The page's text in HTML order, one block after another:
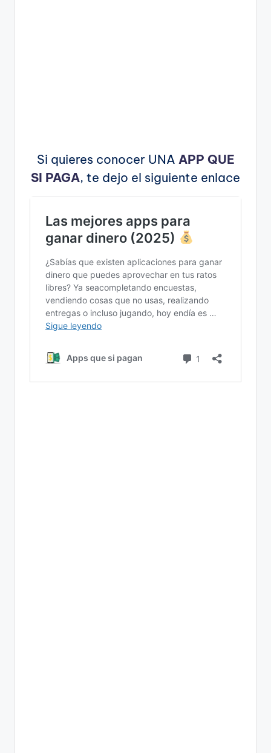
Si quieres conocer UNA APP QUE
SI PAGA, te dejo el siguiente enlace